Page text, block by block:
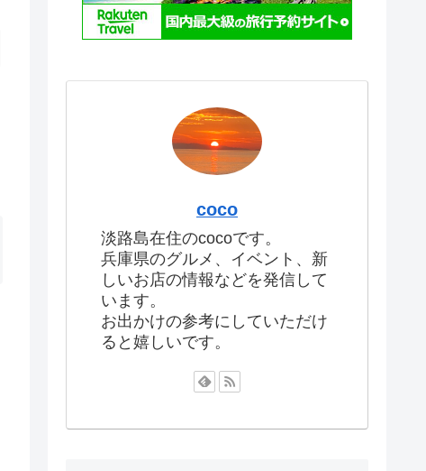
coco
淡路島在住のcocoです。
兵庫県のグルメ、イベント、新
しいお店の情報などを発信して
います。
お出かけの参考にしていただけ
ると嬉しいです。